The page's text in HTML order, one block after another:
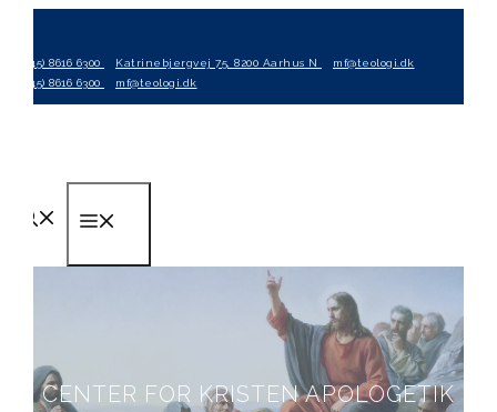
indhold
(+45) 8616 6300 Katrinebjergvej 75, 8200 Aarhus N
mf@teologi.dk
(+45) 8616 6300
mf@teologi.dk
CENTER FOR KRISTEN APOLOGETIK